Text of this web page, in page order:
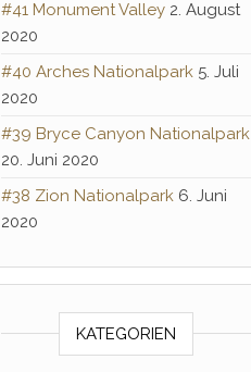
#41 Monument Valley 2. August
2020
#40 Arches Nationalpark 5. Juli
2020
#39 Bryce Canyon Nationalpark
20. Juni 2020
#38 Zion Nationalpark 6. Juni
2020
KATEGORIEN